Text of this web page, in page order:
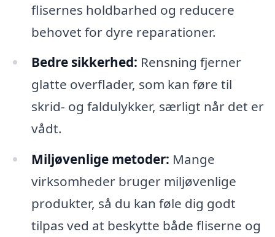
flisernes holdbarhed og reducere
behovet for dyre reparationer.
Bedre sikkerhed: Rensning fjerner
glatte overflader, som kan føre til
skrid- og faldulykker, særligt når det er
vådt.
Miljøvenlige metoder: Mange
virksomheder bruger miljøvenlige
produkter, så du kan føle dig godt
tilpas ved at beskytte både fliserne og